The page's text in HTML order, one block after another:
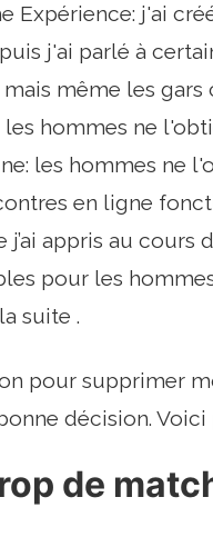
Expérience: j'ai
j'ai parlé à
mais même les
les hommes ne
les hommes ne
en ligne
appris au cours
pour les
suite .
pour supprimer
décision.
de